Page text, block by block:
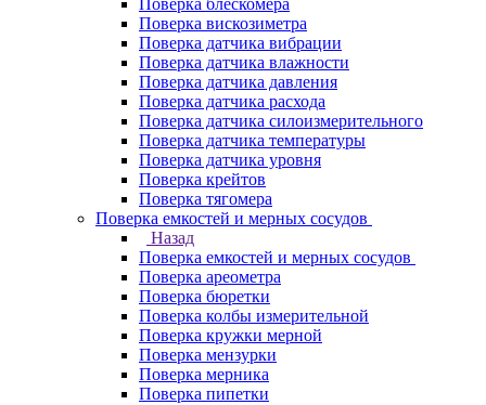
Поверка блескомера
Поверка вискозиметра
Поверка датчика вибрации
Поверка датчика влажности
Поверка датчика давления
Поверка датчика расхода
Поверка датчика силоизмерительного
Поверка датчика температуры
Поверка датчика уровня
Поверка крейтов
Поверка тягомера
Поверка емкостей и мерных сосудов
Назад
Поверка емкостей и мерных сосудов
Поверка ареометра
Поверка бюретки
Поверка колбы измерительной
Поверка кружки мерной
Поверка мензурки
Поверка мерника
Поверка пипетки